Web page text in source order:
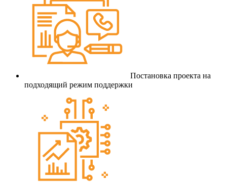
Постановка проекта на
подходящий режим поддержки